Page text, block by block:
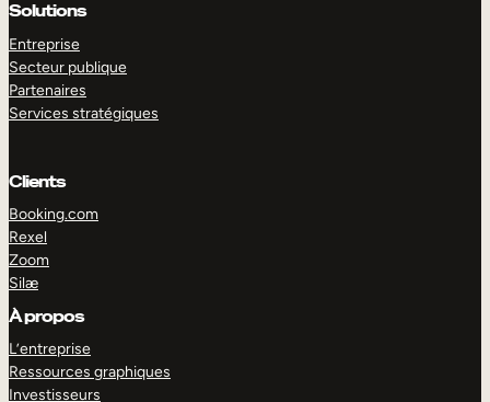
Solutions
Entreprise
Secteur publique
Partenaires
Services stratégiques
Clients
Booking.com
Rexel
Zoom
Silæ
À propos
L’entreprise
Ressources graphiques
Investisseurs